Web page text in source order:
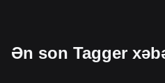
Ən son Tagger